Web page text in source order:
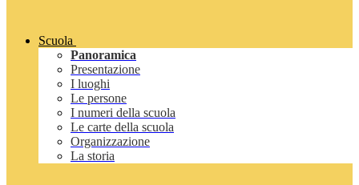
Scuola
Panoramica
Presentazione
I luoghi
Le persone
I numeri della scuola
Le carte della scuola
Organizzazione
La storia